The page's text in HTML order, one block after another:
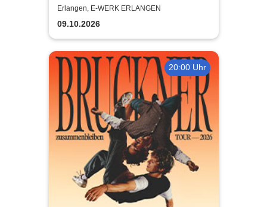
Blues
Erlangen, E-WERK ERLANGEN
09.10.2026
20:00 Uhr